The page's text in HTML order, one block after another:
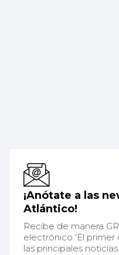
¡Anótate a las
Atlántico!
Recibe de manera
electrónico 'El primer
las principales noticias.